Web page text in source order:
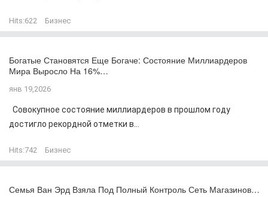
Hits:622 Бизнес
Богатые Становятся Еще Богаче: Состояние Миллиардеров
Мира Выросло На 16%…
янв 19,2026
Совокупное состояние миллиардеров в прошлом году
достигло рекордной отметки в...
Hits:742 Бизнес
Семья Ван Эрд Взяла Под Полный Контроль Сеть Магазинов…